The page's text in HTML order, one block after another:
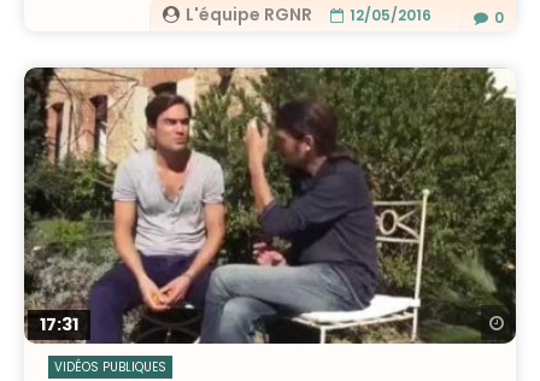
L'équipe RGNR 12/05/2016 0
17:31
VIDÉOS PUBLIQUES